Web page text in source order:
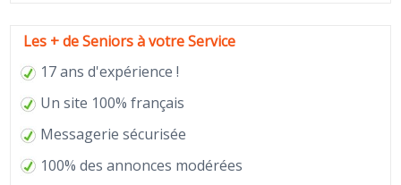
Les + de Seniors à votre Service
17 ans d'expérience !
Un site 100% français
Messagerie sécurisée
100% des annonces modérées